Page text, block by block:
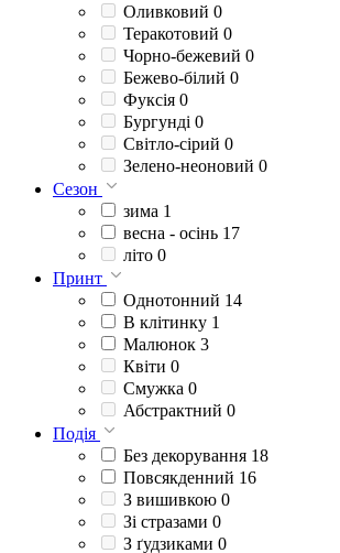
Оливковий 0
Теракотовий 0
Чорно-бежевий 0
Бежево-білий 0
Фуксія 0
Бургунді 0
Світло-сірий 0
Зелено-неоновий 0
Сезон
зима 1
весна - ocінь 17
літо 0
Принт
Однотонний 14
В клітинку 1
Малюнок 3
Квіти 0
Смужка 0
Абстрактний 0
Подія
Без декорування 18
Повсякденний 16
З вишивкою 0
Зі стразами 0
З ґудзиками 0